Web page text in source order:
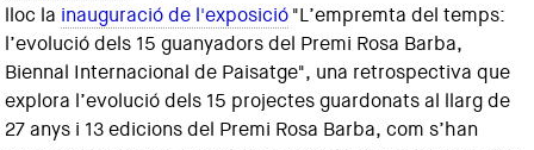
lloc la inauguració de l'exposició"L’empremta del temps:
l’evolució dels 15 guanyadors del Premi Rosa Barba,
Biennal Internacional de Paisatge", una retrospectiva que
explora l’evolució dels 15 projectes guardonats al llarg de
27 anys i 13 edicions del Premi Rosa Barba, com s’han